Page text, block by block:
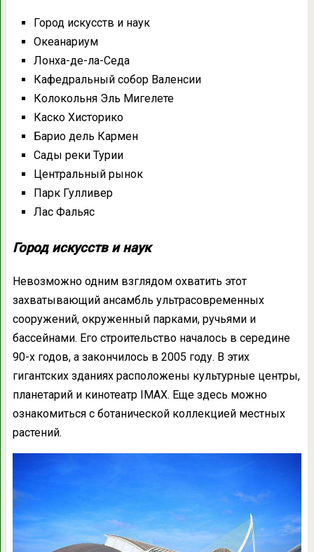
Город искусств и наук
Океанариум
Лонха-де-ла-Седа
Кафедральный собор Валенсии
Колокольня Эль Мигелете
Каско Хисторико
Барио дель Кармен
Сады реки Турии
Центральный рынок
Парк Гулливер
Лас Фальяс
Город искусств и наук
Невозможно одним взглядом охватить этот
захватывающий ансамбль ультрасовременных
сооружений, окруженный парками, ручьями и
бассейнами. Его строительство началось в середине
90-х годов, а закончилось в 2005 году. В этих
гигантских зданиях расположены культурные центры,
планетарий и кинотеатр IMAX. Еще здесь можно
ознакомиться с ботанической коллекцией местных
растений.